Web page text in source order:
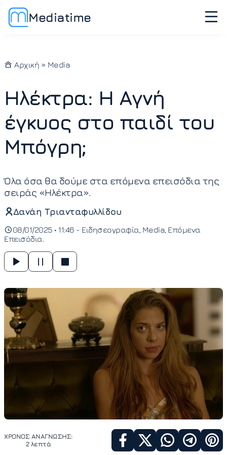
Mediatime
Αρχική » Media
Ηλέκτρα: Η Αγνή
έγκυος στο παιδί του
Μπόγρη;
Όλα όσα θα δούμε στα επόμενα επεισόδια της
σειράς «Ηλέκτρα».
Δανάη Τριανταφυλλίδου
08/01/2025 • 11:46 - Ειδησεογραφία Media Επόμενα
Επεισόδια
ΧΡΟΝΟΣ ΑΝΑΓΝΩΣΗΣ:
2 λεπτά